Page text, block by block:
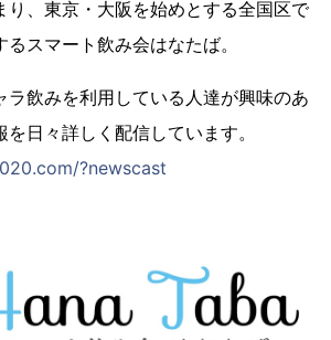
り、東京・大阪を始めとする全国区で
スマート飲み会はなたば。
ラ飲みを利用している人達が興味のあ
日々詳しく配信しています。
?newscast